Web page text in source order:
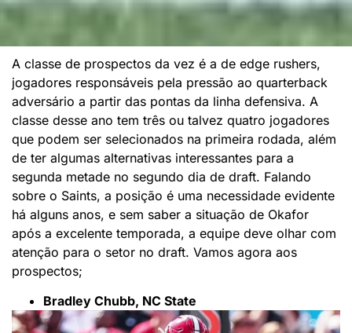
A classe de prospectos da vez é a de edge rushers,
jogadores responsáveis pela pressão ao quarterback
adversário a partir das pontas da linha defensiva. A
classe desse ano tem três ou talvez quatro jogadores
que podem ser selecionados na primeira rodada, além
de ter algumas alternativas interessantes para a
segunda metade no segundo dia de draft. Falando
sobre o Saints, a posição é uma necessidade evidente
há alguns anos, e sem saber a situação de Okafor
após a excelente temporada, a equipe deve olhar com
atenção para o setor no draft. Vamos agora aos
prospectos;
Bradley Chubb, NC State